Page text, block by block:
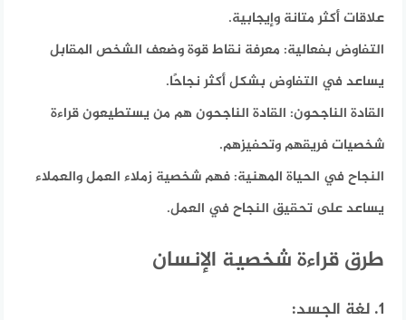
علاقات أكثر متانة وإيجابية.
التفاوض بفعالية: معرفة نقاط قوة وضعف الشخص المقابل
يساعد في التفاوض بشكل أكثر نجاحًا.
القادة الناجحون: القادة الناجحون هم من يستطيعون قراءة
شخصيات فريقهم وتحفيزهم.
النجاح في الحياة المهنية: فهم شخصية زملاء العمل والعملاء
يساعد على تحقيق النجاح في العمل.
طرق قراءة شخصية الإنسان
1. لغة الجسد: